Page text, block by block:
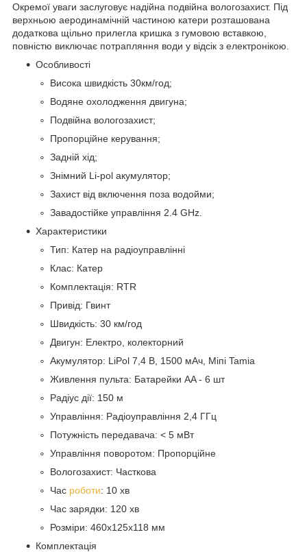
Окремої уваги заслуговує надійна подвійна вологозахист. Під
верхньою аеродинамічній частиною катери розташована
додаткова щільно прилегла кришка з гумовою вставкою,
повністю виключає потрапляння води у відсік з електронікою.
Особливості
Висока швидкість 30км/год;
Водяне охолодження двигуна;
Подвійна вологозахист;
Пропорційне керування;
Задній хід;
Знімний Li-pol акумулятор;
Захист від включення поза водойми;
Завадостійке управління 2.4 GHz.
Характеристики
Тип: Катер на радіоуправлінні
Клас: Катер
Комплектація: RTR
Привід: Гвинт
Швидкість: 30 км/год
Двигун: Електро, колекторний
Акумулятор: LiPol 7,4 В, 1500 мАч, Міпі Tamia
Живлення пульта: Батарейки AA - 6 шт
Радіус дії: 150 м
Управління: Радіоуправління 2,4 ГГц
Потужність передавача: < 5 мВт
Управління поворотом: Пропорційне
Вологозахист: Часткова
Час роботи: 10 хв
Час зарядки: 120 хв
Розміри: 460x125x118 мм
Комплектація